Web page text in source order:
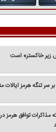
سر تنگه هرمز ایالات
توافق هرمز